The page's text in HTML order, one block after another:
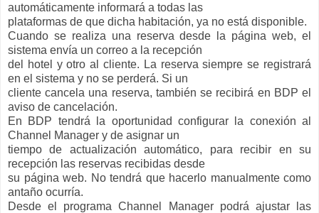
automáticamente informará a todas las
plataformas de que dicha habitación, ya no está disponible.
Cuando se realiza una reserva desde la página web, el
sistema envía un correo a la recepción
del hotel y otro al cliente. La reserva siempre se registrará
en el sistema y no se perderá. Si un
cliente cancela una reserva, también se recibirá en BDP el
aviso de cancelación.
En BDP tendrá la oportunidad configurar la conexión al
Channel Manager y de asignar un
tiempo de actualización automático, para recibir en su
recepción las reservas recibidas desde
su página web. No tendrá que hacerlo manualmente como
antaño ocurría.
Desde el programa Channel Manager podrá ajustar las